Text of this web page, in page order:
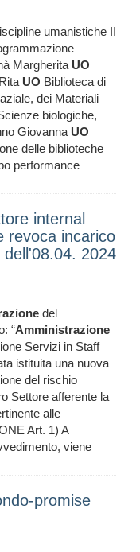
umanistiche II
Margherita UO
UO Biblioteca di
dei Materiali
biologiche,
Giovanna UO
delle biblioteche
performance
internal
revoca incarico
2024
del
“Amministrazione
Servizi in Staff
istituita una nuova
del rischio
Settore afferente la
alle
Art. 1) A
viene
promise